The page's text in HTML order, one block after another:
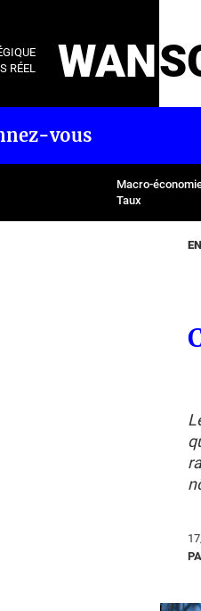
RÉEL
WAN
vous
Macro-
Taux